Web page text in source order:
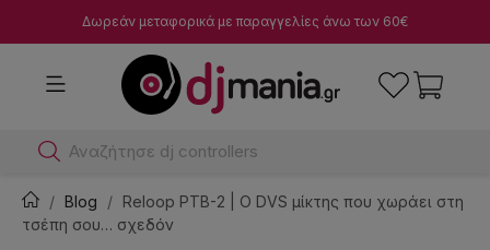
Δωρεάν μεταφορικά με παραγγελίες άνω των 60€
Α
Blog
Reloop PTB-2 | Ο DVS μίκτης που χωράει στη
τσέπη σου… σχεδόν